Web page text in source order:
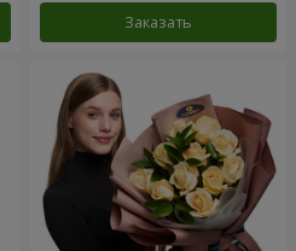
Заказать